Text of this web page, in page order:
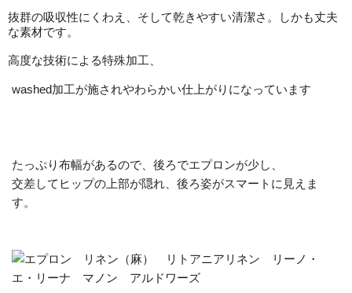
抜群の吸収性にくわえ、そして乾きやすい清潔さ。しかも丈夫
な素材です。
高度な技術による特殊加工、
washed加工が施されやわらかい仕上がりになっています
たっぷり布幅があるので、後ろでエプロンが少し、
交差してヒップの上部が隠れ、後ろ姿がスマートに見えま
す。